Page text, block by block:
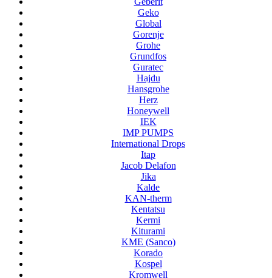
Geko
Global
Gorenje
Grohe
Grundfos
Guratec
Hajdu
Hansgrohe
Herz
Honeywell
IEK
IMP PUMPS
International Drops
Itap
Jacob Delafon
Jika
Kalde
KAN-therm
Kentatsu
Kermi
Kiturami
KME (Sanco)
Korado
Kospel
Kromwell